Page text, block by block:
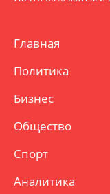
Главная
Политика
Бизнес
Общество
Спорт
Аналитика